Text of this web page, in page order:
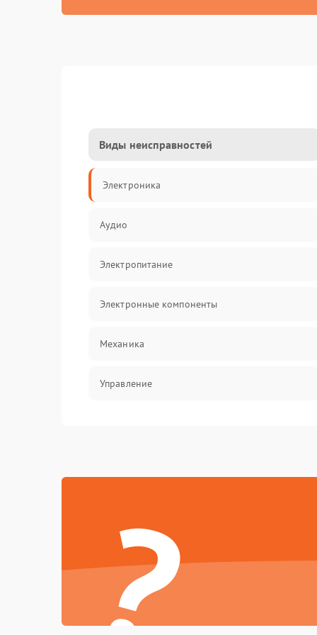
Виды неисправностей
Электроника
Аудио
Электропитание
Электронные компоненты
Механика
Управление
?